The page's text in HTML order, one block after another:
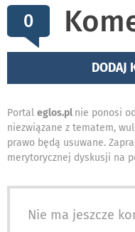
0
DODAJ
Portal eglos.pl nie ponosi
niezwiązane z tematem,
prawo będą usuwane.
merytorycznej dyskusji na
Nie ma jeszcze